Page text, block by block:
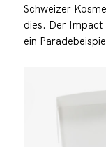
Schweizer
dies. Der Impact
ein